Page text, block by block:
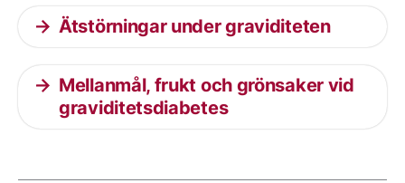
Ätstörningar under graviditeten
Mellanmål, frukt och grönsaker vid
graviditetsdiabetes